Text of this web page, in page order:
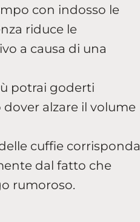
con indosso le
riduce le
a causa di una
potrai goderti
alzare il volume
cuffie corrisponda
dal fatto che
rumoroso.